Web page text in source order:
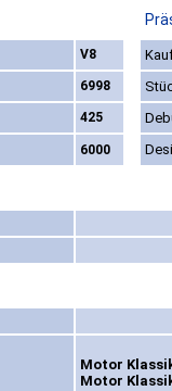
V8
6998
425
6000
Motor
Motor